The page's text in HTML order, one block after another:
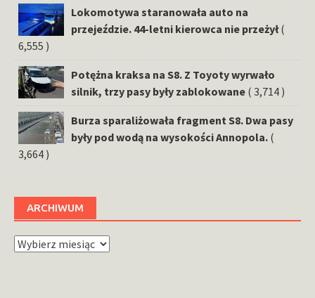
Lokomotywa staranowała auto na
przejeździe. 44-letni kierowca nie przeżył (
6,555 )
Potężna kraksa na S8. Z Toyoty wyrwało
silnik, trzy pasy były zablokowane ( 3,714 )
Burza sparaliżowała fragment S8. Dwa pasy
były pod wodą na wysokości Annopola. (
3,664 )
ARCHIWUM
Archiwum